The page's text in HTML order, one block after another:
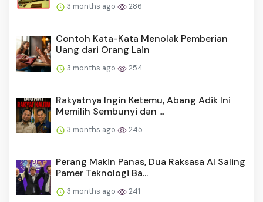
3 months ago 286
Contoh Kata-Kata Menolak Pemberian
Uang dari Orang Lain
3 months ago 254
Rakyatnya Ingin Ketemu, Abang Adik Ini
Memilih Sembunyi dan ...
3 months ago 245
Perang Makin Panas, Dua Raksasa AI Saling
Pamer Teknologi Ba...
3 months ago 241